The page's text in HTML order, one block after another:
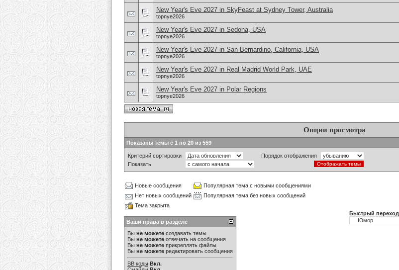
New Year's Eve 2027 in SkyFeast at Sydney Tower, Australia
topnye2026
New Year's Eve 2027 in Sedona, USA
topnye2026
New Year's Eve 2027 in San Bernardino, California, USA
topnye2026
New Year's Eve 2027 in Real Madrid World Park, UAE
topnye2026
New Year's Eve 2027 in Polar Regions
topnye2026
Опции просмотра
Показаны темы с 1 по 20 из 559
Критерий сортировки
Порядок отображения
Показать
Новые сообщения
Популярная тема с новыми сообщениями
Нет новых сообщений
Популярная тема без новых сообщений
Тема закрыта
Ваши права в разделе
Вы не можете создавать темы
Вы не можете отвечать на сообщения
Вы не можете прикреплять файлы
Вы не можете редактировать сообщения
BB коды Вкл.
Быстрый переход